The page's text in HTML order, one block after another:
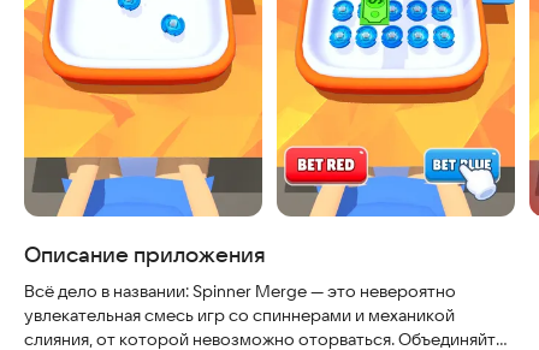
Описание приложения
Всё дело в названии: Spinner Merge — это невероятно
увлекательная смесь игр со спиннерами и механикой
слияния, от которой невозможно оторваться. Объединяйте